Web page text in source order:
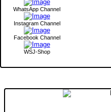
WhatsApp Channel
Instagram Channel
Facebook Channel
WSJ-Shop